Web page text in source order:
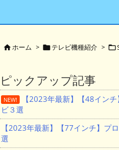
ホーム > テレビ機種紹介 > 
ピックアップ記事
NEW!
【2023年最新】【48イン
ビ３選
【2023年最新】【77インチ】プ
選